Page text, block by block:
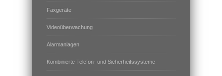
Faxgeräte
Videoüberwachung
Alarmanlagen
Kombinierte Telefon- und Sicherheitssysteme